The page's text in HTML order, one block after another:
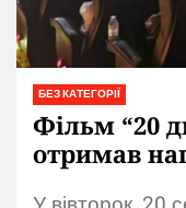
БЕЗ КАТЕГОРІЇ
Фільм “20
отримав